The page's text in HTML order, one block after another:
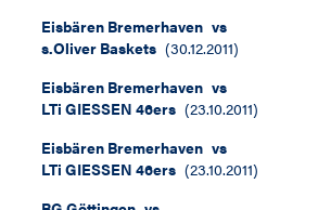
Eisbären Bremerhaven vs
s.Oliver Baskets (30.12.2011)
Eisbären Bremerhaven vs
LTi GIESSEN 46ers (23.10.2011)
Eisbären Bremerhaven vs
LTi GIESSEN 46ers (23.10.2011)